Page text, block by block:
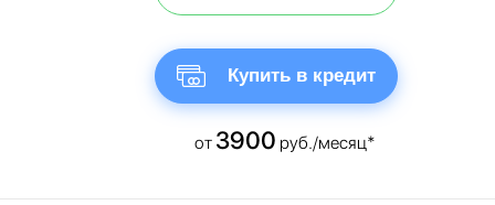
Купить в кредит
от 3900 руб./месяц*